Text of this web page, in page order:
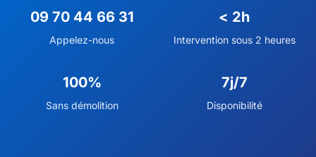
09 70 44 66 31
Appelez-nous
< 2h
Intervention sous 2 heures
100%
Sans démolition
7j/7
Disponibilité